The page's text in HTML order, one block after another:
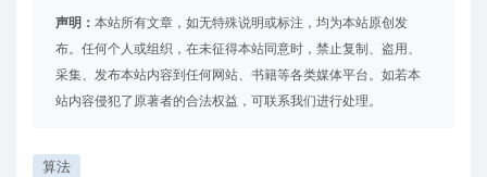
声明： 本站所有文章，如无特殊说明或标注，均为本站原创发
布。任何个人或组织，在未征得本站同意时，禁止复制、盗用、
采集、发布本站内容到任何网站、书籍等各类媒体平台。如若本
站内容侵犯了原著者的合法权益，可联系我们进行处理。
算法